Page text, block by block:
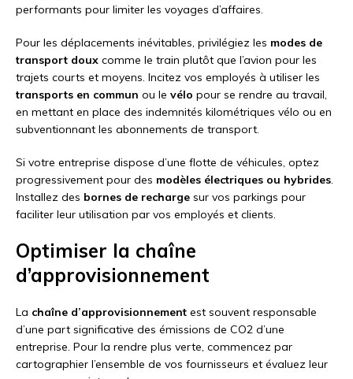
performants pour limiter les voyages d’affaires.
Pour les déplacements inévitables, privilégiez les modes de
transport doux comme le train plutôt que l’avion pour les
trajets courts et moyens. Incitez vos employés à utiliser les
transports en commun ou le vélo pour se rendre au travail,
en mettant en place des indemnités kilométriques vélo ou en
subventionnant les abonnements de transport.
Si votre entreprise dispose d’une flotte de véhicules, optez
progressivement pour des modèles électriques ou hybrides.
Installez des bornes de recharge sur vos parkings pour
faciliter leur utilisation par vos employés et clients.
Optimiser la chaîne
d’approvisionnement
La chaîne d’approvisionnement est souvent responsable
d’une part significative des émissions de CO2 d’une
entreprise. Pour la rendre plus verte, commencez par
cartographier l’ensemble de vos fournisseurs et évaluez leur